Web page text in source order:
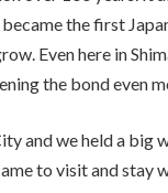
the first
Even here in
the bond even
and we held a big
to visit and stay